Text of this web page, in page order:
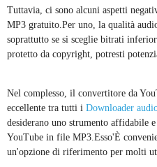
Tuttavia, ci sono alcuni aspetti
MP3 gratuito.Per uno, la qualità
soprattutto se si sceglie bitrati
protetto da copyright, potresti
Nel complesso, il convertitore da
eccellente tra tutti i Downloader
desiderano uno strumento affidabile
YouTube in file MP3.Esso'È
un'opzione di riferimento per molti